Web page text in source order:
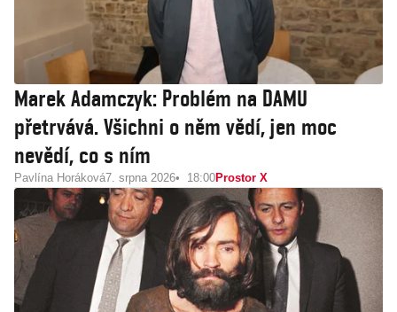
Marek Adamczyk: Problém na DAMU
přetrvává. Všichni o něm vědí, jen moc
nevědí, co s ním
Pavlína Horáková7. srpna 2026 18:00Prostor X